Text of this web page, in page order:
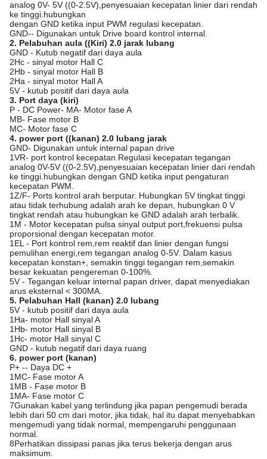
analog 0V- 5V ((0-2.5V),penyesuaian kecepatan linier dari rendah
ke tinggi.hubungkan
dengan GND ketika input PWM regulasi kecepatan.
GND-- Digunakan untuk Drive board kontrol internal.
2. Pelabuhan aula ((Kiri) 2.0 jarak lubang
GND - Kutub negatif dari daya aula
2Hc - sinyal motor Hall C
2Hb - sinyal motor Hall B
2Ha - sinyal motor Hall A
5V - kutub positif dari daya aula
3. Port daya (kiri)
P - DC Power- MA- Motor fase A
MB- Fase motor B
MC- Motor fase C
4. power port ((kanan) 2.0 lubang jarak
GND- Digunakan untuk internal papan drive
1VR- port kontrol kecepatan.Regulasi kecepatan tegangan
analog 0V-5V ((0-2.5V),penyesuaian kecepatan linier dari rendah
ke tinggi.hubungkan dengan GND ketika input pengaturan
kecepatan PWM.
1Z/F- Ports kontrol arah berputar. Hubungkan 5V tingkat tinggi
atau tidak terhubung adalah arah ke depan, hubungkan 0 V
tingkat rendah atau hubungkan ke GND adalah arah terbalik.
1M - Motor kecepatan pulsa sinyal output port,frekuensi pulsa
proporsional dengan kecepatan motor.
1EL - Port kontrol rem,rem reaktif dan linier dengan fungsi
pemulihan energi,rem tegangan analog 0-5V. Dalam kasus
kecepatan konstan+, semakin tinggi tegangan rem,semakin
besar kekuatan pengereman 0-100%.
5V - Tegangan keluar internal papan driver, dapat menyediakan
arus eksternal < 300MA.
5. Pelabuhan Hall (kanan) 2.0 lubang
5V - kutub positif dari daya aula
1Ha- motor Hall sinyal A
1Hb- motor Hall sinyal B
1Hc- motor Hall sinyal C
GND - kutub negatif dari daya ruang
6. power port (kanan)
P+ -- Daya DC +
1MC- Fase motor A
1MB - Fase motor B
1MA- Fase motor C
7Gunakan kabel yang terlindung jika papan pengemudi berada
lebih dari 50 cm dari motor, jika tidak, hal itu dapat menyebabkan
mengemudi yang tidak normal, mempengaruhi penggunaan
normal.
8Perhatikan dissipasi panas jika terus bekerja dengan arus
maksimum.